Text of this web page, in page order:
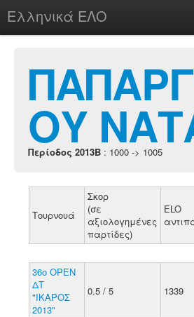
Ελληνικά ΕΛΟ
chesstu.be @ discord
LoginΟΥ
Περίοδος 2013B : 1000 -> 1005
Τουρνουά
Σκορ
(σε
αξιολογημένες
παρτίδες)
ELO
36ο ΟΡΕΝ
ΔΤ
"ΙΚΑΡΟΣ
2013"
0.5 / 5 1339